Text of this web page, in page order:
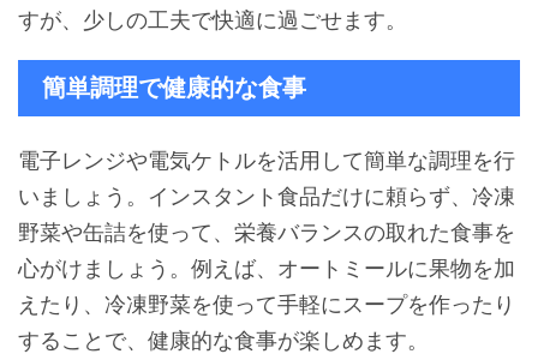
すが、少しの工夫で快適に過ごせます。
簡単調理で健康的な食事
電子レンジや電気ケトルを活用して簡単な調理を行
いましょう。インスタント食品だけに頼らず、冷凍
野菜や缶詰を使って、栄養バランスの取れた食事を
心がけましょう。例えば、オートミールに果物を加
えたり、冷凍野菜を使って手軽にスープを作ったり
することで、健康的な食事が楽しめます。